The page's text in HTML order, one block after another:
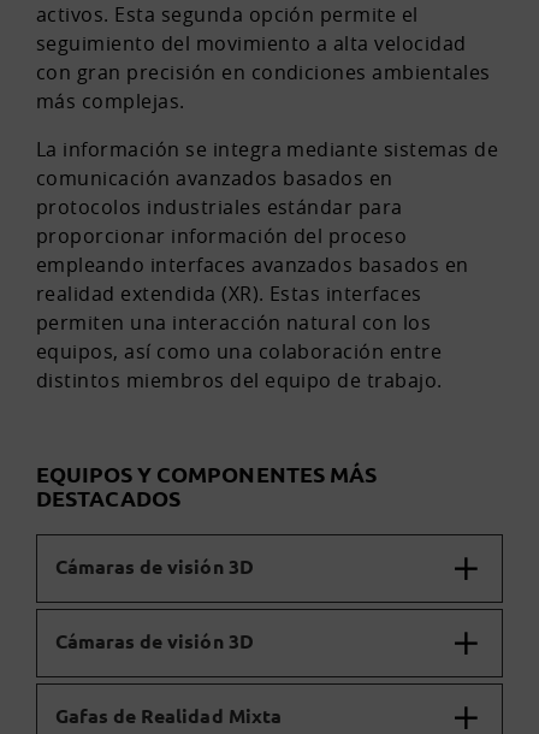
activos. Esta segunda opción permite el
seguimiento del movimiento a alta velocidad
con gran precisión en condiciones ambientales
más complejas.
La información se integra mediante sistemas de
comunicación avanzados basados en
protocolos industriales estándar para
proporcionar información del proceso
empleando interfaces avanzados basados en
realidad extendida (XR). Estas interfaces
permiten una interacción natural con los
equipos, así como una colaboración entre
distintos miembros del equipo de trabajo.
EQUIPOS Y COMPONENTES MÁS
DESTACADOS
Cámaras de visión 3D
Cámaras de visión 3D
Gafas de Realidad Mixta